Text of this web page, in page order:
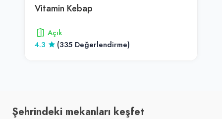
Vitamin Kebap
Açık
4.3
(335 Değerlendirme)
Şehrindeki mekanları keşfet